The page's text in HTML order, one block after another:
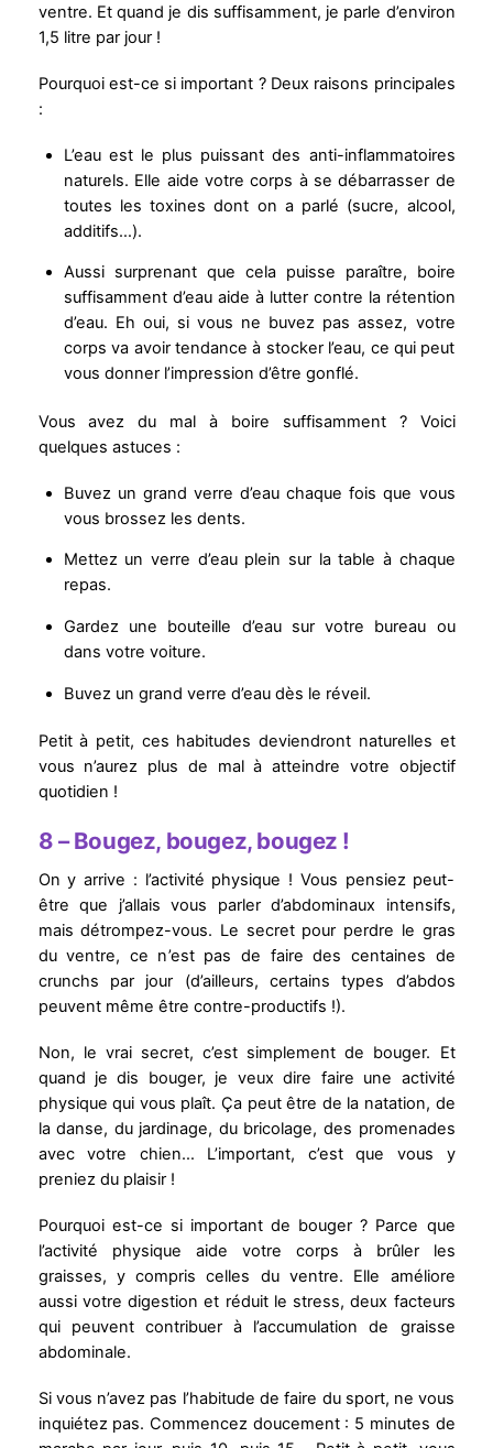
ventre. Et quand je dis suffisamment, je parle d’environ
1,5 litre par jour !
Pourquoi est-ce si important ? Deux raisons principales
:
L’eau est le plus puissant des anti-inflammatoires
naturels. Elle aide votre corps à se débarrasser de
toutes les toxines dont on a parlé (sucre, alcool,
additifs…).
Aussi surprenant que cela puisse paraître, boire
suffisamment d’eau aide à lutter contre la rétention
d’eau. Eh oui, si vous ne buvez pas assez, votre
corps va avoir tendance à stocker l’eau, ce qui peut
vous donner l’impression d’être gonflé.
Vous avez du mal à boire suffisamment ? Voici
quelques astuces :
Buvez un grand verre d’eau chaque fois que vous
vous brossez les dents.
Mettez un verre d’eau plein sur la table à chaque
repas.
Gardez une bouteille d’eau sur votre bureau ou
dans votre voiture.
Buvez un grand verre d’eau dès le réveil.
Petit à petit, ces habitudes deviendront naturelles et
vous n’aurez plus de mal à atteindre votre objectif
quotidien !
8 – Bougez, bougez, bougez !
On y arrive : l’activité physique ! Vous pensiez peut-
être que j’allais vous parler d’abdominaux intensifs,
mais détrompez-vous. Le secret pour perdre le gras
du ventre, ce n’est pas de faire des centaines de
crunchs par jour (d’ailleurs, certains types d’abdos
peuvent même être contre-productifs !).
Non, le vrai secret, c’est simplement de bouger. Et
quand je dis bouger, je veux dire faire une activité
physique qui vous plaît. Ça peut être de la natation, de
la danse, du jardinage, du bricolage, des promenades
avec votre chien… L’important, c’est que vous y
preniez du plaisir !
Pourquoi est-ce si important de bouger ? Parce que
l’activité physique aide votre corps à brûler les
graisses, y compris celles du ventre. Elle améliore
aussi votre digestion et réduit le stress, deux facteurs
qui peuvent contribuer à l’accumulation de graisse
abdominale.
Si vous n’avez pas l’habitude de faire du sport, ne vous
inquiétez pas. Commencez doucement : 5 minutes de